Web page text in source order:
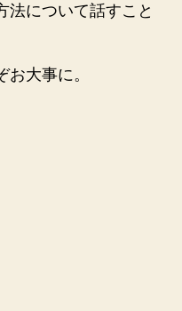
法について話すこと
大事に。